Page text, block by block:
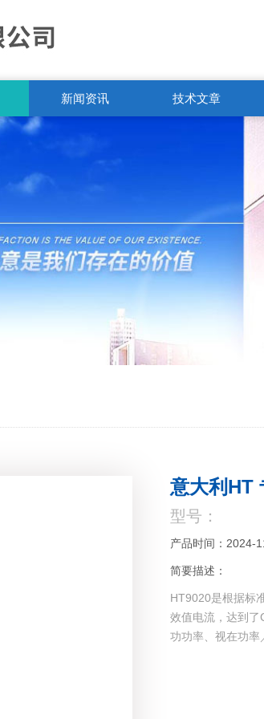
新闻资讯 技术文章
意大利HT
型号：
产品时间：2024-
简要描述：
HT9020是根据标
效值电流，达到
功功率、视在功率